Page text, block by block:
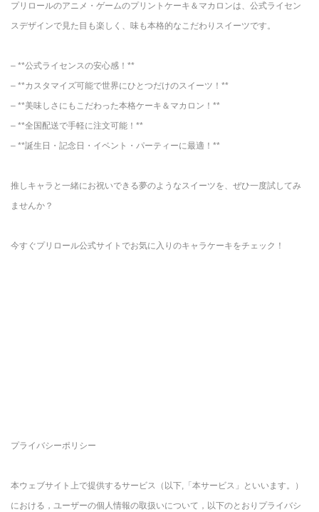
プリロールのアニメ・ゲームのプリントケーキ＆マカロンは、公式ライセン
スデザインで見た目も楽しく、味も本格的なこだわりスイーツです。
– **公式ライセンスの安心感！**
– **カスタマイズ可能で世界にひとつだけのスイーツ！**
– **美味しさにもこだわった本格ケーキ＆マカロン！**
– **全国配送で手軽に注文可能！**
– **誕生日・記念日・イベント・パーティーに最適！**
推しキャラと一緒にお祝いできる夢のようなスイーツを、ぜひ一度試してみ
ませんか？
今すぐプリロール公式サイトでお気に入りのキャラケーキをチェック！
プライバシーポリシー
本ウェブサイト上で提供するサービス（以下,「本サービス」といいます。）
における，ユーザーの個人情報の取扱いについて，以下のとおりプライバシ